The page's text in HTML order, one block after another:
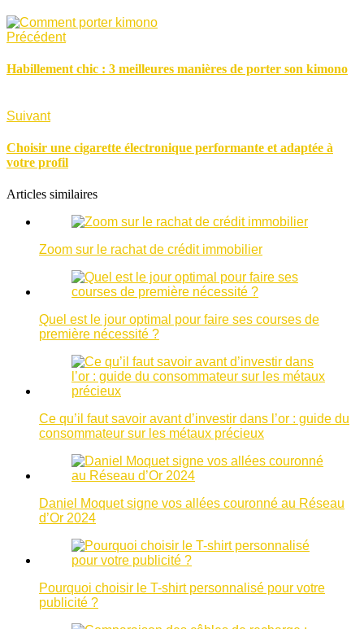
Précédent
Habillement chic : 3 meilleures manières de porter son kimono
Suivant
Choisir une cigarette électronique performante et adaptée à
votre profil
Articles similaires
Zoom sur le rachat de crédit immobilier
Quel est le jour optimal pour faire ses courses de
première nécessité ?
Ce qu’il faut savoir avant d’investir dans l’or : guide du
consommateur sur les métaux précieux
Daniel Moquet signe vos allées couronné au Réseau
d’Or 2024
Pourquoi choisir le T-shirt personnalisé pour votre
publicité ?